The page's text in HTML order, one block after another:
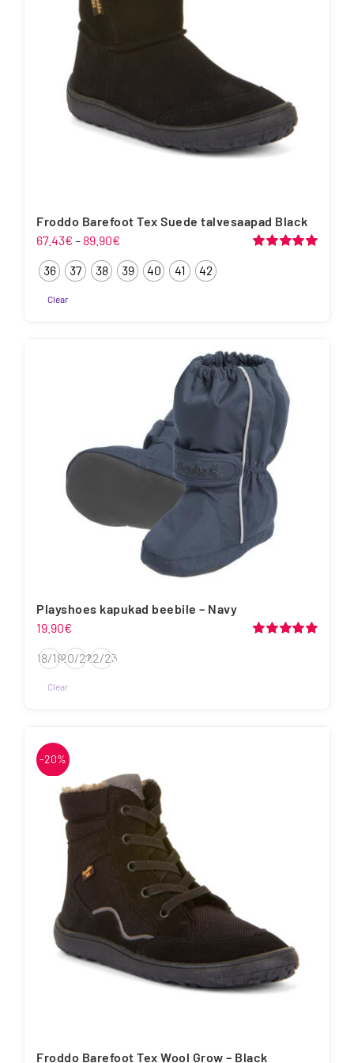
tootelehel.
Froddo Barefoot Tex Suede talvesaapad Black
67.43€ – 89.90€
67.43€
kuni
36 37 38 39 40 41 42
Clear
Playshoes kapukad beebile – Navy
19.90€
18/1920/2122/23
Clear
on
mitu
Valikuid
-20%
Froddo Barefoot Tex Wool Grow – Black